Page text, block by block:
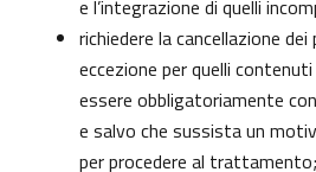
e l’integrazione di quelli
richiedere la cancellazione
eccezione per quelli
essere obbligatoriamente
e salvo che sussista un
per procedere al trattamento;